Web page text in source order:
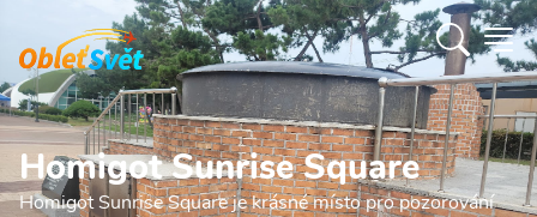
Homigot Sunrise Square
Homigot Sunrise Square je krásné místo pro pozorování